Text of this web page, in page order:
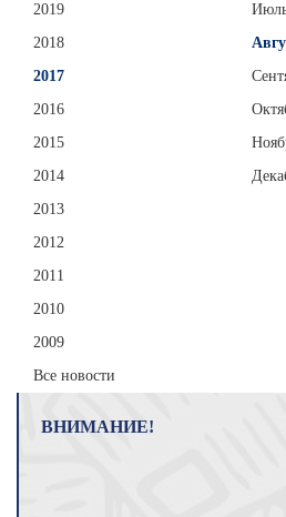
2019
2018
2017
2016
2015
2014
2013
2012
2011
2010
2009
Все новости
ВНИМАНИЕ!